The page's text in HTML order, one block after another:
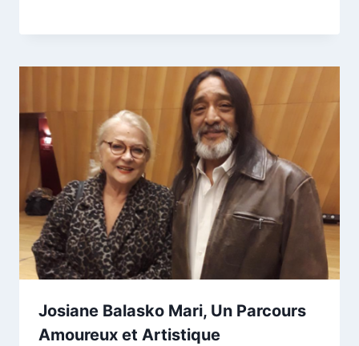
Josiane Balasko Mari, Un Parcours
Amoureux et Artistique